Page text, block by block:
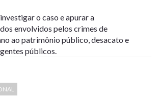
o caso e apurar a
envolvidos pelos crimes de
ao patrimônio público, desacato e
públicos.